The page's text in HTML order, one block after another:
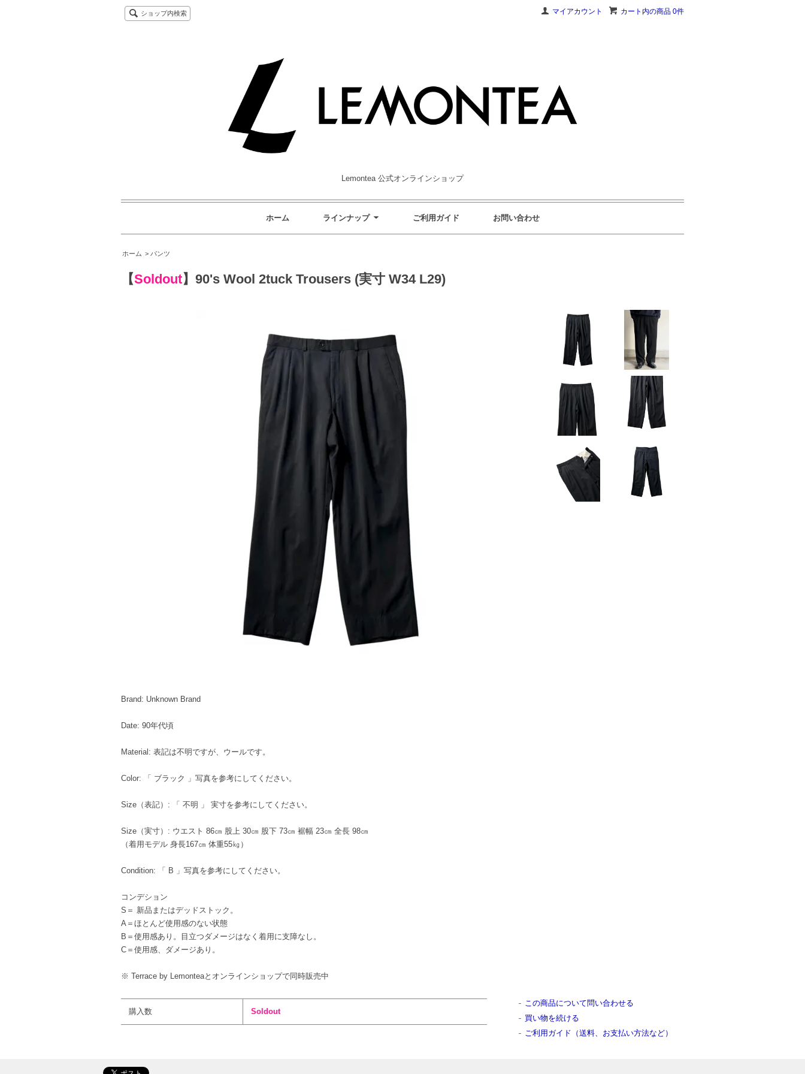
カート内の商品 0件
マイアカウント
ショップ内検索
Lemontea 公式オンラインショップ
ホーム ラインナップ ご利用ガイド お問い合わせ
ホーム パンツ
【Soldout】 90's Wool 2tuck Trousers (実寸 W34 L29)
Brand: Unknown Brand
Date: 90年代頃
Material: 表記は不明ですが、ウールです。
Color: 「 ブラック 」写真を参考にしてください。
Size（表記）: 「 不明 」 実寸を参考にしてください。
Size（実寸）: ウエスト 86㎝ 股上 30㎝ 股下 73㎝ 裾幅 23㎝ 全長 98㎝
（着用モデル 身長167㎝ 体重55㎏）
Condition: 「 B 」写真を参考にしてください。
コンデション
S＝ 新品またはデッドストック。
A＝ほとんど使用感のない状態
B＝使用感あり。目立つダメージはなく着用に支障なし。
C＝使用感、ダメージあり。
※ Terrace by Lemonteaとオンラインショップで同時販売中
購入数 Soldout
この商品について問い合わせる
買い物を続ける
ご利用ガイド（送料、お支払い方法など）